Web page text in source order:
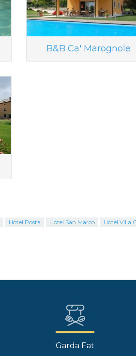
B&B Ca' Marognole
Hotel Posta Hotel San Marco Hotel Villa
Garda Eat